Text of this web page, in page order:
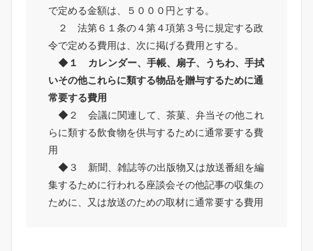
で定める金額は、５０００円とする。
２ 法第６１条の４第４項第３号に規定する政
令で定める費用は、次に掲げる費用とする。
◆１ カレンダー、手帳、扇子、うちわ、手拭
いその他これらに類する物品を贈与するために通
常要する費用
◆２ 会議に関連して、茶菓、弁当その他これ
らに類する飲食物を供与するために通常要する費
用
◆３ 新聞、雑誌等の出版物又は放送番組を編
集するために行われる座談会その他記事の収集の
ために、又は放送のための取材に通常要する費用